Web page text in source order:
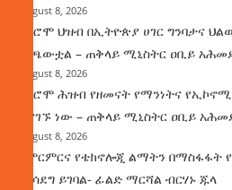
August 8, 2026
የኦሮሞ ህዝብ በኢትዮጵያ ሀገር ግንባታና
ተጫውቷል – ጠቅላይ ሚኒስትር ዐቢይ
August 8, 2026
የኦሮሞ ሕዝብ የዘመናት የማንነትና
እያገኙ ነው – ጠቅላይ ሚኒስትር ዐቢይ
August 8, 2026
የምርምርና የቴክኖሎጂ ልማትን በማስፋፋት
ማሳደግ ይገባል- ፊልድ ማርሻል ብርሃኑ ጁላ